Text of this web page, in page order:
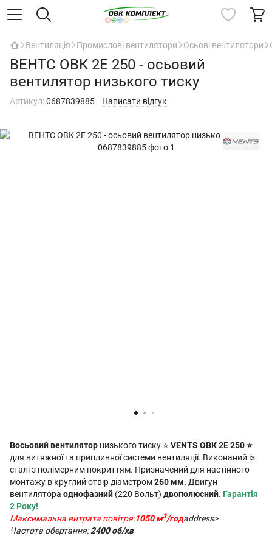
Вентиляція Промислові вентилятори Осьові вентилятори
ВЕНТС ОВК 2Е 250 - осьовий
вентилятор низького тиску
Артикул:0687839885 Написати відгук
Восьовий вентилятор низького тиску ⭐ VENTS ОВК 2Е 250 ⭐
для витяжної та припливної системи вентиляції. Виконаний із
сталі з полімерним покриттям. Призначений для настінного
монтажу в круглий отвір діаметром260 мм. Двигун
вентилятора однофазний (220 Вольт) двополюсний. Гарантія
2 Року!
Максимальна витрата повітря:1050 м3/годaddress>
Частота обертання:2400 об/хв